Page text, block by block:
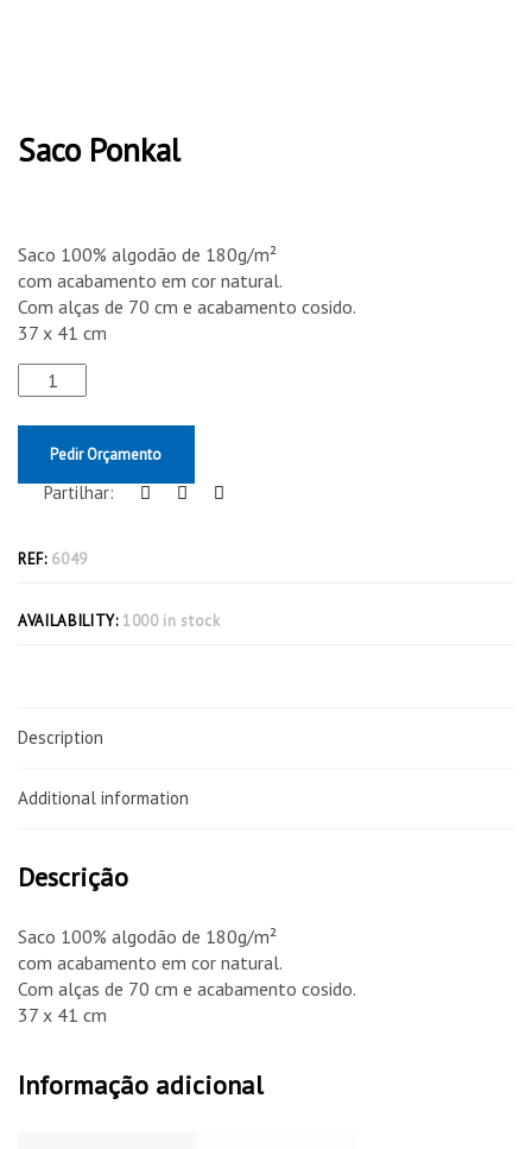
Saco Ponkal
Saco 100% algodão de 180g/m²
com acabamento em cor natural.
Com alças de 70 cm e acabamento cosido.
37 x 41 cm
Pedir Orçamento
Partilhar:
REF: 6049
AVAILABILITY: 1000 in stock
Description
Additional information
Descrição
Saco 100% algodão de 180g/m²
com acabamento em cor natural.
Com alças de 70 cm e acabamento cosido.
37 x 41 cm
Informação adicional